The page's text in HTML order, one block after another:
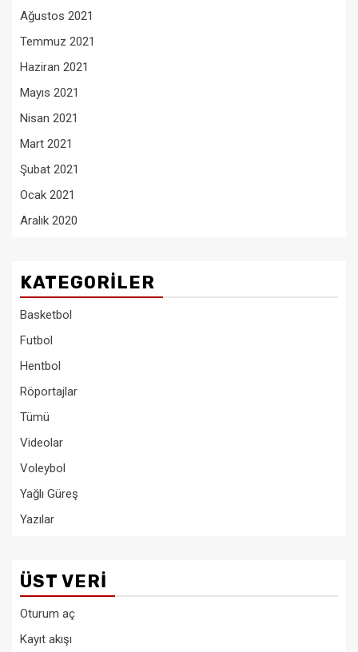
Ağustos 2021
Temmuz 2021
Haziran 2021
Mayıs 2021
Nisan 2021
Mart 2021
Şubat 2021
Ocak 2021
Aralık 2020
KATEGORILER
Basketbol
Futbol
Hentbol
Röportajlar
Tümü
Videolar
Voleybol
Yağlı Güreş
Yazılar
ÜST VERI
Oturum aç
Kayıt akışı